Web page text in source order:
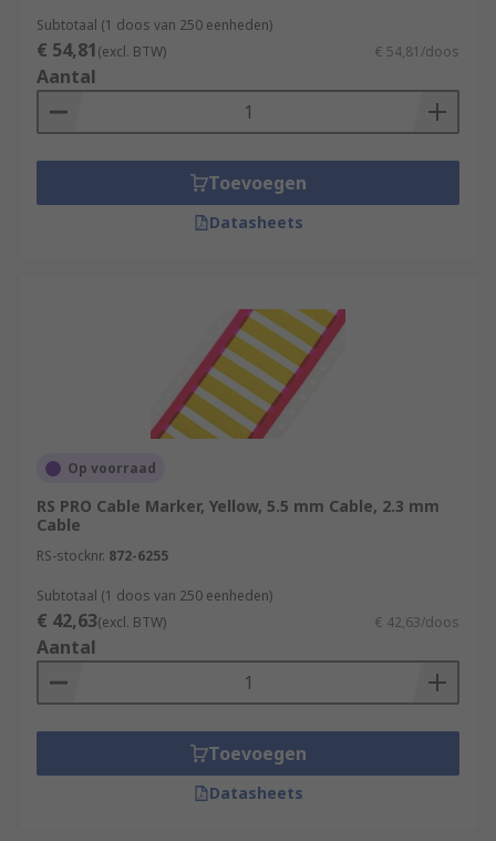
Subtotaal (1 doos van 250 eenheden)
€ 54,81(excl. BTW) € 54,81/doos
Aantal
Toevoegen
Datasheets
Op voorraad
RS PRO Cable Marker, Yellow, 5.5 mm Cable, 2.3 mm
Cable
RS-stocknr. 872-6255
Subtotaal (1 doos van 250 eenheden)
€ 42,63(excl. BTW) € 42,63/doos
Aantal
Toevoegen
Datasheets